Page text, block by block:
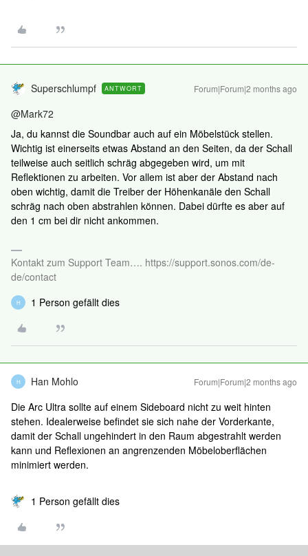
Superschlumpf ANTWORT Forum|Forum|2 months ago
@Mark72
Ja, du kannst die Soundbar auch auf ein Möbelstück stellen.
Wichtig ist einerseits etwas Abstand an den Seiten, da der Schall
teilweise auch seitlich schräg abgegeben wird, um mit
Reflektionen zu arbeiten. Vor allem ist aber der Abstand nach
oben wichtig, damit die Treiber der Höhenkanäle den Schall
schräg nach oben abstrahlen können. Dabei dürfte es aber auf
den 1 cm bei dir nicht ankommen.
Kontakt zum Support Team…. https://support.sonos.com/de-
de/contact
H 1 Person gefällt dies
H Han Mohlo Forum|Forum|2 months ago
Die Arc Ultra sollte auf einem Sideboard nicht zu weit hinten
stehen. Idealerweise befindet sie sich nahe der Vorderkante,
damit der Schall ungehindert in den Raum abgestrahlt werden
kann und Reflexionen an angrenzenden Möbeloberflächen
minimiert werden.
1 Person gefällt dies